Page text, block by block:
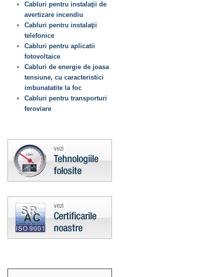
Cabluri pentru instalaţii de
avertizare incendiu
Cabluri pentru instalaţii
telefonice
Cabluri pentru aplicatii
fotovoltaice
Cabluri de energie de joasa
tensiune, cu caracteristici
imbunatatite la foc
Cabluri pentru transporturi
feroviare